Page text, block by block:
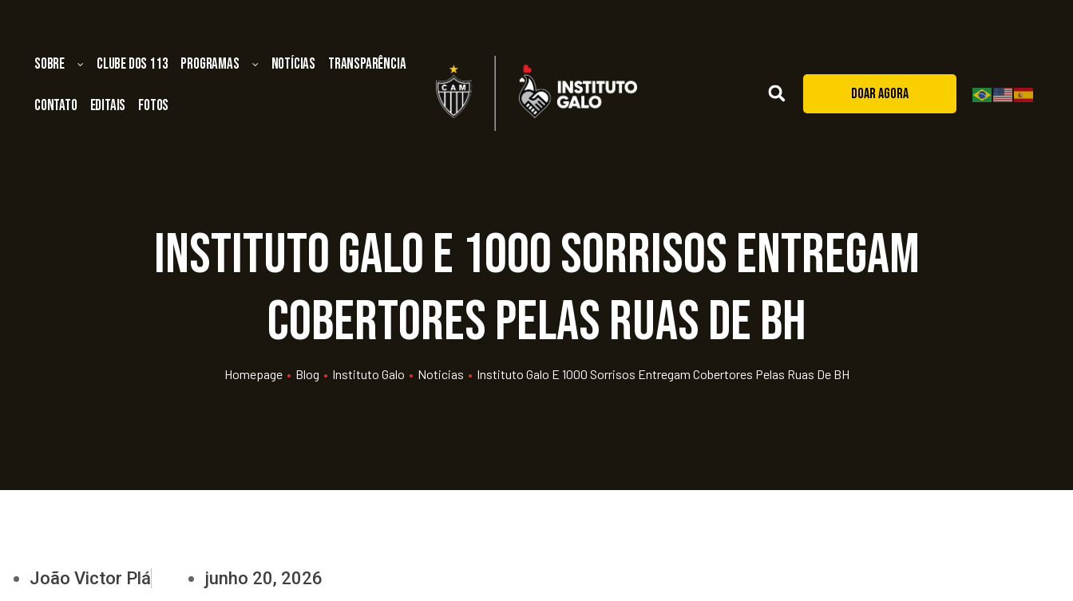
Sobre Clube dos 113 Programas Notícias Transparência
Contato Editais Fotos
DOAR AGORA
Instituto Galo e 1000 Sorrisos entregam
cobertores pelas ruas de BH
Homepage • Blog • Instituto Galo • Noticias • Instituto Galo E 1000 Sorrisos Entregam Cobertores Pelas Ruas De BH
João Victor Plá junho 20, 2026